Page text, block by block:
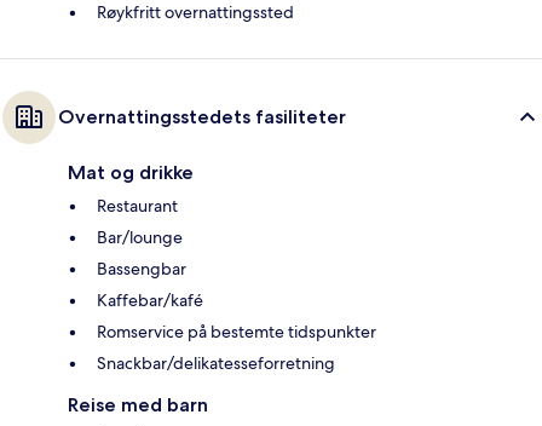
Røykfritt overnattingssted
Overnattingsstedets fasiliteter
Mat og drikke
Restaurant
Bar/lounge
Bassengbar
Kaffebar/kafé
Romservice på bestemte tidspunkter
Snackbar/delikatesseforretning
Reise med barn